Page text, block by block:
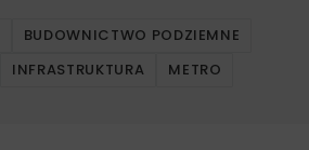
BUDOWNICTWO PODZIEMNE
INFRASTRUKTURA METRO